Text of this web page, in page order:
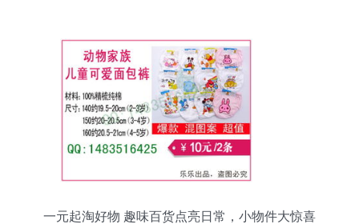
一元起淘好物 趣味百货点亮日常，小物件大惊喜